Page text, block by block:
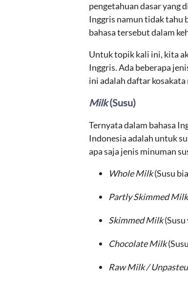
pengetahuan dasar yang
Inggris namun tidak tahu
bahasa tersebut dalam
Untuk topik kali ini, kita
Inggris. Ada beberapa
ini adalah daftar
Milk(Susu)
Ternyata dalam bahasa
Indonesia adalah untuk
apa saja jenis minuman
Whole Milk(Susu
Partly Skimmed
Skimmed Milk(Susu
Chocolate Milk
Raw Milk /